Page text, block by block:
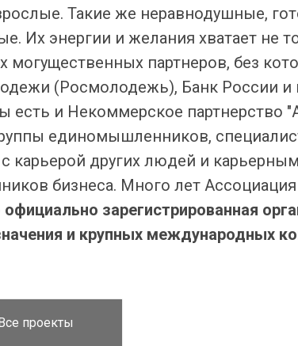
Такие же неравнодушные,
Их энергии и желания хватает не
могущественных партнеров, без
(Росмолодежь), Банк России и
и Некоммерское партнерство
единомышленников,
карьерой других людей и
бизнеса. Много лет
официально зарегистрированная
и крупных международных
проекты